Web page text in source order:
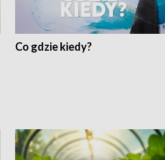
Co gdzie kiedy?